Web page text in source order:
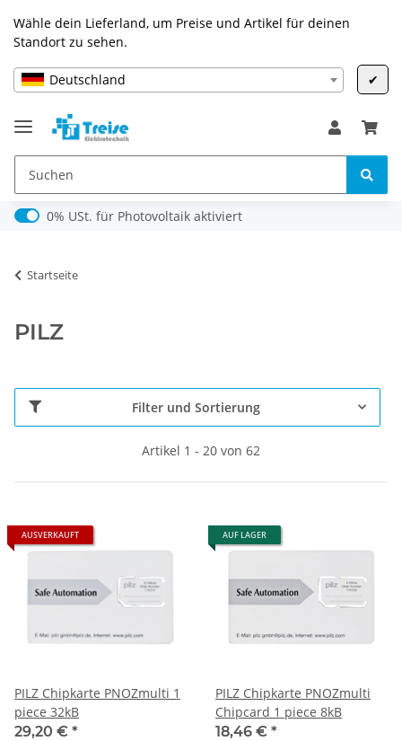
Wähle dein Lieferland, um Preise und Artikel für deinen
Standort zu sehen.
Deutschland ✔
0% USt. für Photovoltaik (§ 12 Abs. 3 UStG)
0% USt. für Photovoltaik aktiviert
Startseite
PILZ
Filter und Sortierung
Artikel 1 - 20 von 62
AUSVERKAUFT
PILZ Chipkarte PNOZmulti 1
piece 32kB
29,20 € *
AUF LAGER
PILZ Chipkarte PNOZmulti
Chipcard 1 piece 8kB
18,46 € *